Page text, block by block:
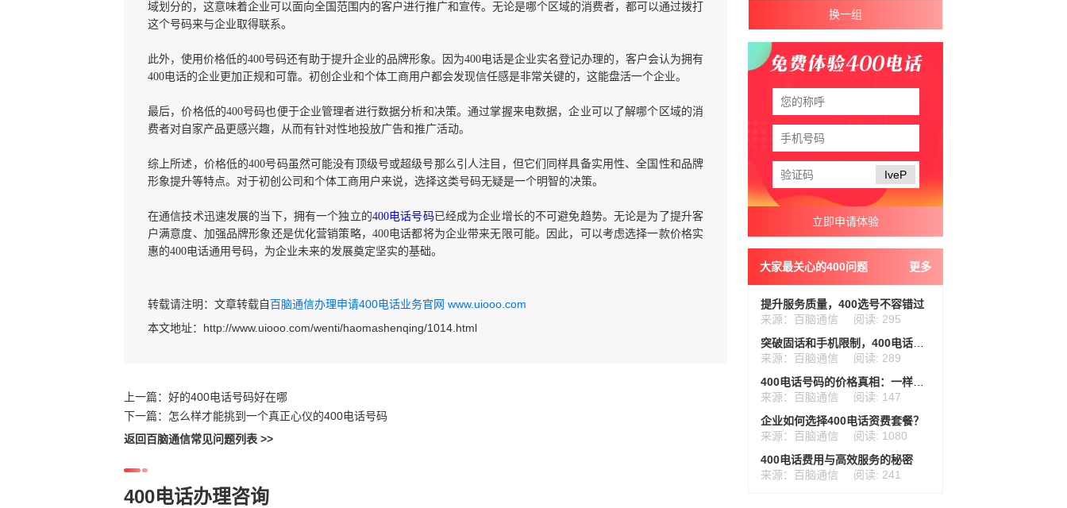
域划分的，这意味着企业可以面向全国范围内的客户进行推广和宣传。无论是哪个区域的消费者，都可以通过拨打
这个号码来与企业取得联系。
此外，使用价格低的400号码还有助于提升企业的品牌形象。因为400电话是企业实名登记办理的，客户会认为拥有
400电话的企业更加正规和可靠。初创企业和个体工商用户都会发现信任感是非常关键的，这能盘活一个企业。
最后，价格低的400号码也便于企业管理者进行数据分析和决策。通过掌握来电数据，企业可以了解哪个区域的消
费者对自家产品更感兴趣，从而有针对性地投放广告和推广活动。
综上所述，价格低的400号码虽然可能没有顶级号或超级号那么引人注目，但它们同样具备实用性、全国性和品牌
形象提升等特点。对于初创公司和个体工商用户来说，选择这类号码无疑是一个明智的决策。
在通信技术迅速发展的当下，拥有一个独立的400电话号码已经成为企业增长的不可避免趋势。无论是为了提升客
户满意度、加强品牌形象还是优化营销策略，400电话都将为企业带来无限可能。因此，可以考虑选择一款价格实
惠的400电话通用号码，为企业未来的发展奠定坚实的基础。
转载请注明：文章转载自百脑通信办理申请400电话业务官网 www.uiooo.com
本文地址： http://www.uiooo.com/wenti/haomashenqing/1014.html
上一篇： 好的400电话号码好在哪
下一篇： 怎么样才能挑到一个真正心仪的400电话号码
返回百脑通信常见问题列表 >>
400电话办理咨询
换一组
IveP
大家最关心的400问题 更多
提升服务质量，400选号不容错过
来源：百脑通信
阅读: 295
来源：百脑通信
阅读: 289
来源：百脑通信
阅读: 147
企业如何选择400电话资费套餐？
来源：百脑通信
阅读: 1080
400电话费用与高效服务的秘密
来源：百脑通信
阅读: 241